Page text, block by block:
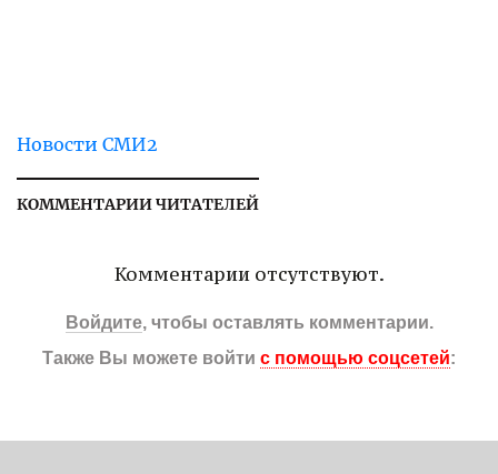
Новости СМИ2
КОММЕНТАРИИ ЧИТАТЕЛЕЙ
Комментарии отсутствуют.
Войдите, чтобы оставлять комментарии.
Также Вы можете войти с помощью соцсетей: